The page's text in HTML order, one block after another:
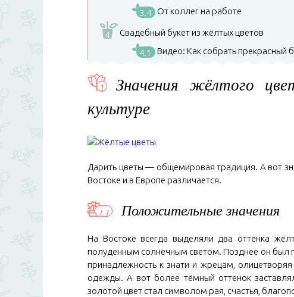
3.4 От коллег на работе
4
Свадебный букет из жёлтых цветов
4.1 Видео: Как собрать прекрасный
Значения жёлтого
культуре
Дарить цветы — общемировая традиция. А вот
Востоке и в Европе различается.
Положительные значения
На Востоке всегда выделяли два оттенка
полуденным солнечным светом. Позднее он был
принадлежность к знати и жрецам,
одежды. А вот более тёмный оттенок
золотой цвет стал символом рая, счастья,